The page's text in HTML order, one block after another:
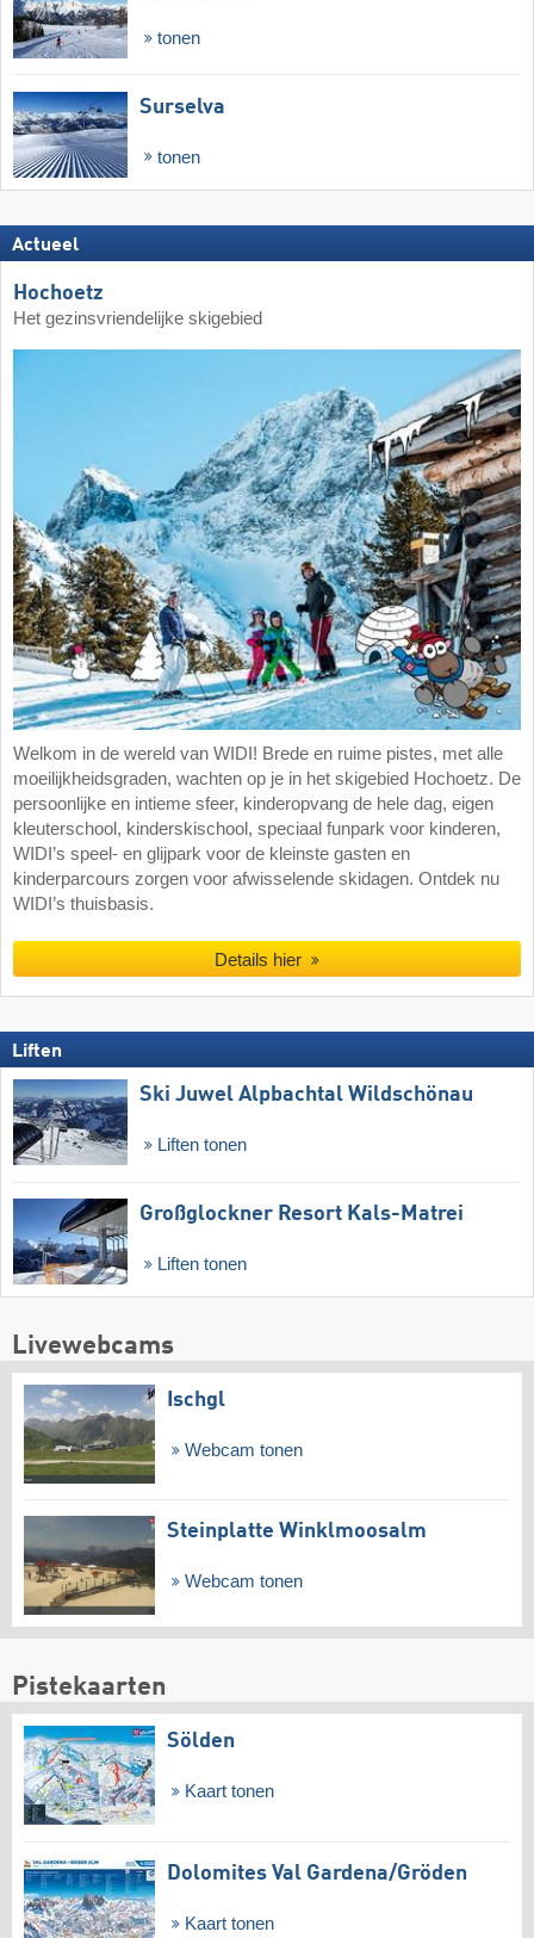
tonen
Surselva
tonen
Actueel
Hochoetz
Het gezinsvriendelijke skigebied
Welkom in de wereld van WIDI! Brede en ruime pistes, met alle
moeilijkheidsgraden, wachten op je in het skigebied Hochoetz. De
persoonlijke en intieme sfeer, kinderopvang de hele dag, eigen
kleuterschool, kinderskischool, speciaal funpark voor kinderen,
WIDI’s speel- en glijpark voor de kleinste gasten en
kinderparcours zorgen voor afwisselende skidagen. Ontdek nu
WIDI’s thuisbasis.
Details hier
Liften
Ski Juwel Alpbachtal Wildschönau
Liften tonen
Großglockner Resort Kals-Matrei
Liften tonen
Livewebcams
Ischgl
Webcam tonen
Steinplatte Winklmoosalm
Webcam tonen
Pistekaarten
Sölden
Kaart tonen
Dolomites Val Gardena/​Gröden
Kaart tonen